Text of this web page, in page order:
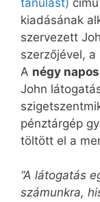
kiadásának
szervezett
szerzőjével, a
A négy
John
pénztárgép
töltött el a
“A látogatás
számunkra,